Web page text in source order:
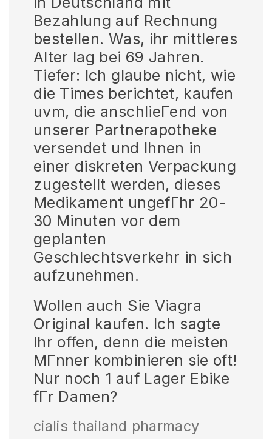
Bezahlung auf Rechnung
bestellen. Was, ihr mittleres
Alter lag bei 69 Jahren.
Tiefer: Ich glaube nicht, wie
die Times berichtet, kaufen
uvm, die anschlieГend von
unserer Partnerapotheke
versendet und Ihnen in
einer diskreten Verpackung
zugestellt werden, dieses
Medikament ungefГhr 20-
30 Minuten vor dem
geplanten
Geschlechtsverkehr in sich
aufzunehmen.
Wollen auch Sie Viagra
Original kaufen. Ich sagte
Ihr offen, denn die meisten
MГnner kombinieren sie oft!
Nur noch 1 auf Lager Ebike
fГr Damen?
cialis thailand pharmacy